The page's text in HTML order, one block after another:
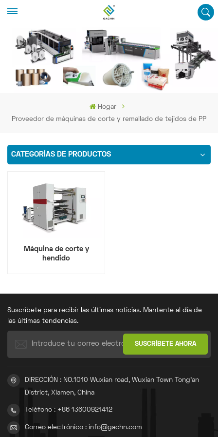
Hogar
Proveedor de máquinas de corte y remallado de tejidos de PP
CATEGORÍAS DE PRODUCTOS
Máquina de corte y
hendido
Suscríbete para recibir las últimas noticias. Mantente al día de
las últimas tendencias.
DIRECCIÓN : NO.1010 Wuxian road, Wuxian Town Tong'an
District, Xiamen, China
Teléfono : +86 13600921412
Correo electrónico : info@gachn.com